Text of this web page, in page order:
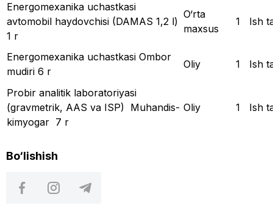
Energomexanika uchastkasi
avtomobil haydovchisi (DAMAS 1,2 l)
1 r
O‘rta
maxsus
1 Ish
Energomexanika uchastkasi Ombor
mudiri 6 r
Oliy 1 Ish
Probir analitik laboratoriyasi
(gravmetrik, AAS va ISP) Muhandis-
kimyogar 7 r
Oliy 1 Ish
Bo‘lishish